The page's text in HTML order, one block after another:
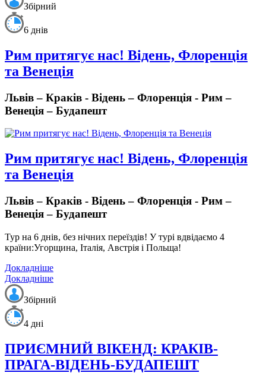
Збірний
6 днів
Рим притягує нас! Відень, Флоренція
та Венеція
Львів – Краків - Відень – Флоренція - Рим –
Венеція – Будапешт
Рим притягує нас! Відень, Флоренція
та Венеція
Львів – Краків - Відень – Флоренція - Рим –
Венеція – Будапешт
Тур на 6 днів, без нічних переїздів! У турі вдвідаємо 4
країни:Угорщина, Італія, Австрія і Польща!
Докладніше
Докладніше
Збірний
4 дні
ПРИЄМНИЙ ВІКЕНД: КРАКІВ-
ПРАГА-ВІДЕНЬ-БУДАПЕШТ